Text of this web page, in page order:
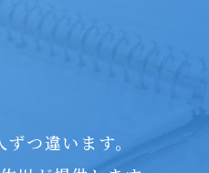
つ違います。